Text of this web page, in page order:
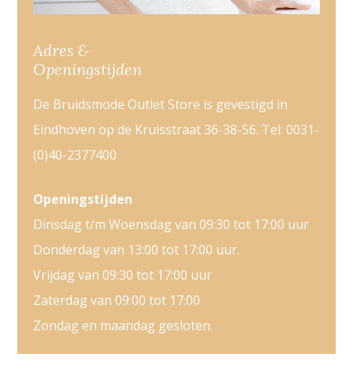
Adres &
Openingstijden
De Bruidsmode Outlet Store is gevestigd in
Eindhoven op de Kruisstraat 36-38-56. Tel: 0031-
(0)40-2377400
Openingstijden
Dinsdag t/m Woensdag van 09:30 tot 17:00 uur
Donderdag van 13:00 tot 17:00 uur.
Vrijdag van 09:30 tot 17:00 uur
Zaterdag van 09:00 tot 17:00
Zondag en maandag gesloten.